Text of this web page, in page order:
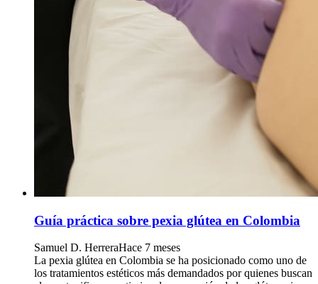
Guía práctica sobre pexia glútea en Colombia
Samuel D. HerreraHace 7 meses
La pexia glútea en Colombia se ha posicionado como uno de
los tratamientos estéticos más demandados por quienes buscan